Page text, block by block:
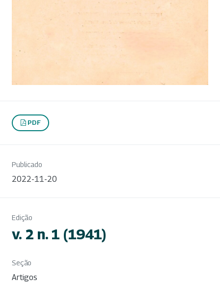
PDF
Publicado
2022-11-20
Edição
v. 2 n. 1 (1941)
Seção
Artigos